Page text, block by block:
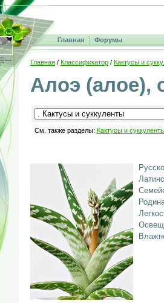
Главная Форумы
Главная / Классификатор / Кактусы и
Алоэ (алое),
См. также разделы: Кактусы и